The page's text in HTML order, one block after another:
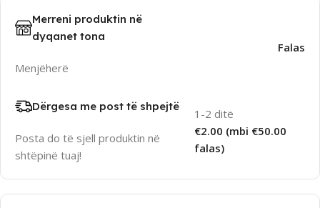
Merreni produktin në
dyqanet tona
Menjëherë
Falas
Dërgesa me post të shpejtë
Posta do të sjell produktin në
shtëpinë tuaj!
1-2 ditë
€2.00 (mbi €50.00
falas)